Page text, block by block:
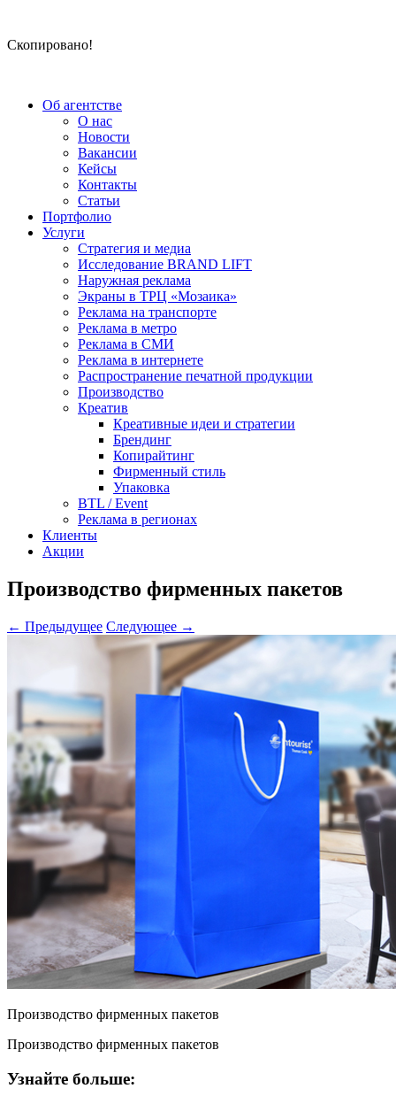
Скопировано!
Об агентстве
О нас
Новости
Вакансии
Кейсы
Контакты
Статьи
Портфолио
Услуги
Стратегия и медиа
Исследование BRAND LIFT
Наружная реклама
Экраны в ТРЦ «Мозаика»
Реклама на транспорте
Реклама в метро
Реклама в СМИ
Реклама в интернете
Распространение печатной продукции
Производство
Креатив
Креативные идеи и стратегии
Брендинг
Копирайтинг
Фирменный стиль
Упаковка
BTL / Event
Реклама в регионах
Клиенты
Акции
Производство фирменных пакетов
← Предыдущее Следующее →
Производство фирменных пакетов
Производство фирменных пакетов
Узнайте больше: